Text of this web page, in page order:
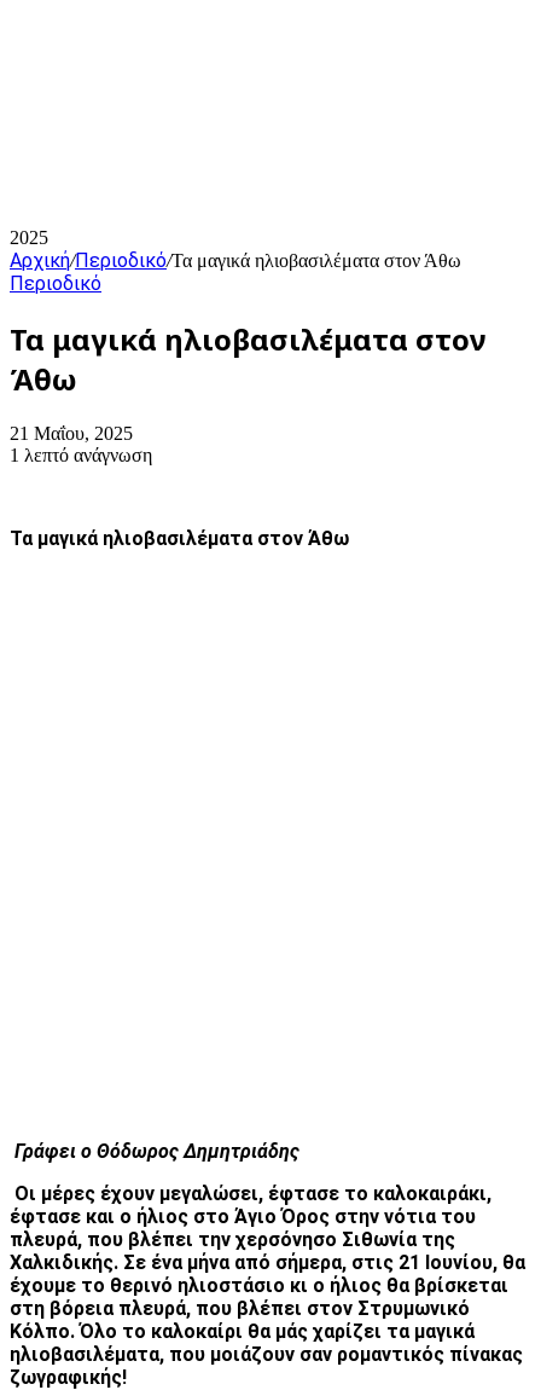
2025
Αρχική/Περιοδικό/Τα μαγικά ηλιοβασιλέματα στον Άθω
Περιοδικό
Τα μαγικά ηλιοβασιλέματα στον
Άθω
21 Μαΐου, 2025
1 λεπτό ανάγνωση
Τα μαγικά ηλιοβασιλέματα στον Άθω
Γράφει ο Θόδωρος Δημητριάδης
Οι μέρες έχουν μεγαλώσει, έφτασε το καλοκαιράκι,
έφτασε και ο ήλιος στο Άγιο Όρος στην νότια του
πλευρά, που βλέπει την χερσόνησο Σιθωνία της
Χαλκιδικής. Σε ένα μήνα από σήμερα, στις 21 Ιουνίου, θα
έχουμε το θερινό ηλιοστάσιο κι ο ήλιος θα βρίσκεται
στη βόρεια πλευρά, που βλέπει στον Στρυμωνικό
Κόλπο. Όλο το καλοκαίρι θα μάς χαρίζει τα μαγικά
ηλιοβασιλέματα, που μοιάζουν σαν ρομαντικός πίνακας
ζωγραφικής!